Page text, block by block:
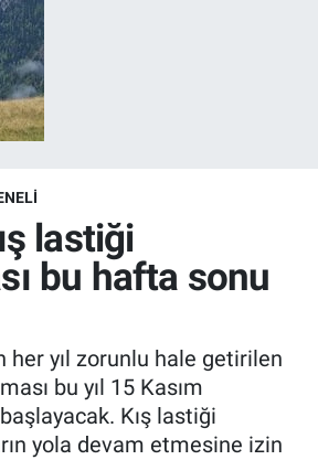
lastiği
bu hafta sonu
her yıl zorunlu hale getirilen
bu yıl 15 Kasım
Kış lastiği
yola devam etmesine izin